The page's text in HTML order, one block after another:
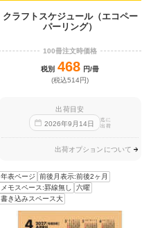
クラフトスケジュール（エコペー
パーリング）
100冊注文時価格
税別 468 円/冊
(税込514円)
出荷目安
2026年9 月14日
迄に
出荷
出荷オプションについて
年表ページ
前後月表示:前後2ヶ月
メモスペース:罫線無し
六曜
書き込みスペース大